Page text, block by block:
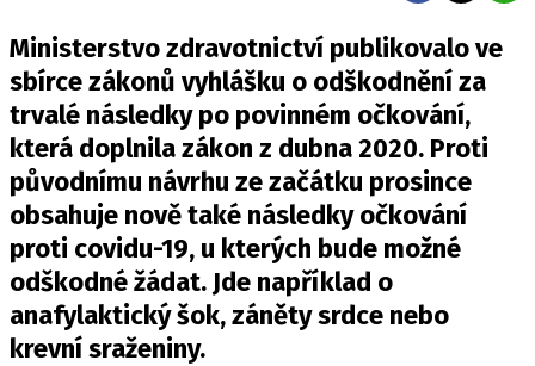
VYDAVATEL
INZERCE
OSOBNÍ ÚDAJE / COOKIES
VOLNÁ MÍSTA
Provozovatelem serveru newsbox.cz je
INCORP MEDIA GROUP s.r.o., IČ: 118 23 054
Ministerstvo zdravotnictví publikovalo ve
sbírce zákonů vyhlášku o odškodnění za
trvalé následky po povinném očkování,
která doplnila zákon z dubna 2020. Proti
původnímu návrhu ze začátku prosince
obsahuje nově také následky očkování
proti covidu-19, u kterých bude možné
odškodné žádat. Jde například o
anafylaktický šok, záněty srdce nebo
krevní sraženiny.